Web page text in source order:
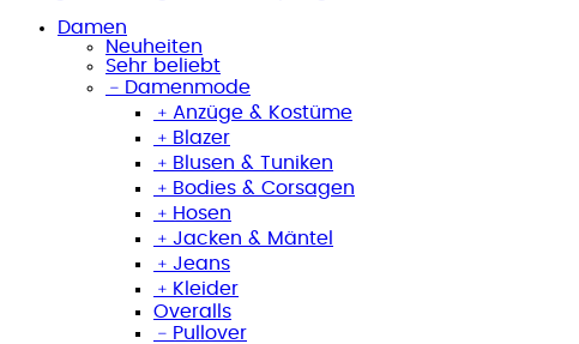
Damen
Neuheiten
Sehr beliebt
﹣ Damenmode
﹢ Anzüge & Kostüme
﹢ Blazer
﹢ Blusen & Tuniken
﹢ Bodies & Corsagen
﹢ Hosen
﹢ Jacken & Mäntel
﹢ Jeans
﹢ Kleider
Overalls
﹣ Pullover